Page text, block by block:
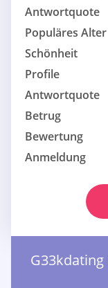
Antwortquote
Populäres Alter
Schönheit
Profile
Antwortquote
Betrug
Bewertung
Anmeldung